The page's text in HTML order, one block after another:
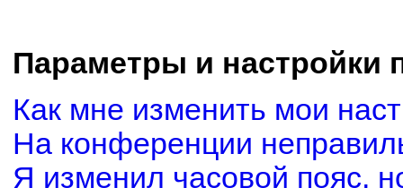
Параметры и настройки
Как мне изменить мои
На конференции
Я изменил часовой пояс,